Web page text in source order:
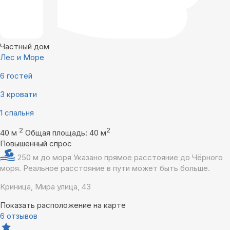
Частный дом
Лес и Море
6 гостей
3 кровати
1 спальня
40 м 2 Общая площадь: 40 м2
Повышенный спрос
250 м до моря Указано прямое расстояние до Чёрного
моря. Реальное расстояние в пути может быть больше.
Криница, Мира улица, 43
Показать расположение на карте
6 отзывов